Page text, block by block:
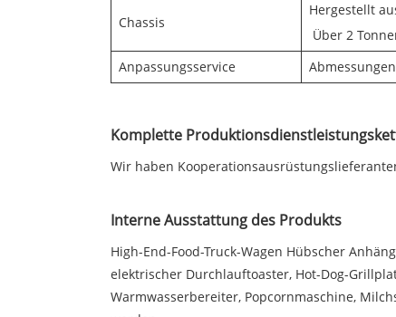
Chassis
Hergestellt
Über 2
Anpassungsservice
Komplette
Wir haben
Interne Ausstattung des Produkts
High-End-Food-Truck-Wagen Hübscher
elektrischer Durchlauftoaster, Hot-Dog-
Warmwasserbereiter, Popcornmaschine,